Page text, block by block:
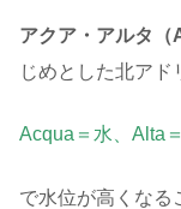
アクア・アルタ（
じめとした北アド
Acqua＝水、Alta
で水位が高くなる